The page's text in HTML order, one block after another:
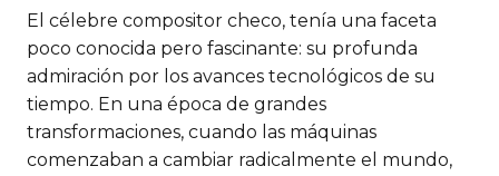
El célebre compositor checo, tenía una faceta
poco conocida pero fascinante: su profunda
admiración por los avances tecnológicos de su
tiempo. En una época de grandes
transformaciones, cuando las máquinas
comenzaban a cambiar radicalmente el mundo,